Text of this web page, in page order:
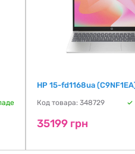
HP 15-fd1168ua
Код товара: 348729
35199 грн